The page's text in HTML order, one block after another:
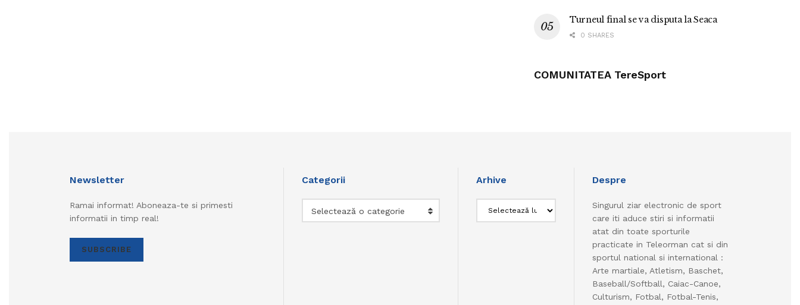
Turneul final se va disputa la Seaca
0 SHARES
COMUNITATEA TereSport
Newsletter
Ramai informat! Aboneaza-te si primesti
informatii in timp real!
SUBSCRIBE
Categorii
Selectează o categorie
Arhive Despre
Singurul ziar electronic de sport
care iti aduce stiri si informatii
atat din toate sporturile
practicate in Teleorman cat si din
sportul national si international :
Arte martiale, Atletism, Baschet,
Baseball/Softball, Caiac-Canoe,
Culturism, Fotbal, Fotbal-Tenis,